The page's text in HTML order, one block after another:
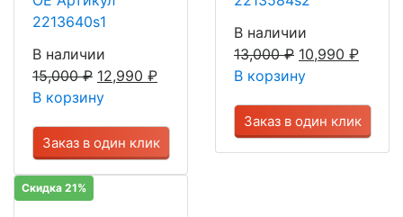
2213640s1
В наличии
15,000₽ 12,990 ₽
В корзину
Заказ в один клик
В наличии
13,000₽ 10,990 ₽
В корзину
Заказ в один клик
Скидка 21%